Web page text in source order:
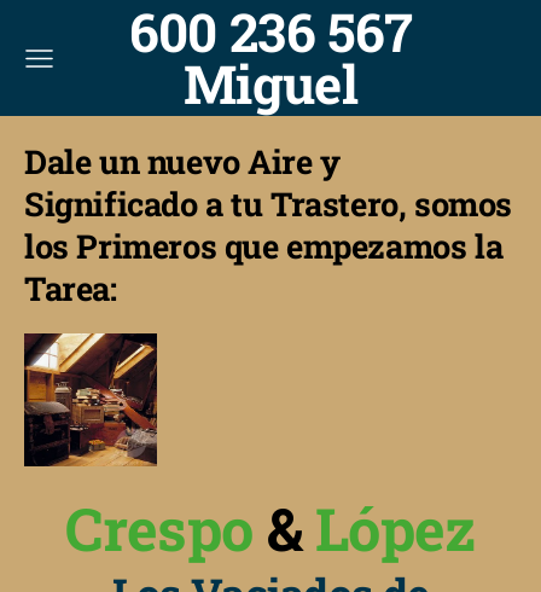
600 236 567
Miguel
Dale un nuevo Aire y
Significado a tu Trastero, somos
los Primeros que empezamos la
Tarea:
Crespo &López